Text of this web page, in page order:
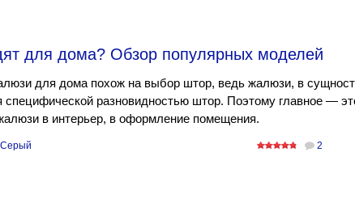
для дома? Обзор популярных моделей
для дома похож на выбор штор, ведь жалюзи, в
специфической разновидностью штор. Поэтому главное —
в интерьер, в оформление помещения.
2